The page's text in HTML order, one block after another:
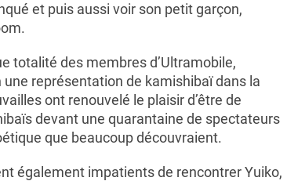
et puis aussi voir son petit garçon,
totalité des membres d’Ultramobile,
une représentation de kamishibaï dans la
ont renouvelé le plaisir d’être de
devant une quarantaine de spectateurs
que beaucoup découvraient.
également impatients de rencontrer Yuiko,